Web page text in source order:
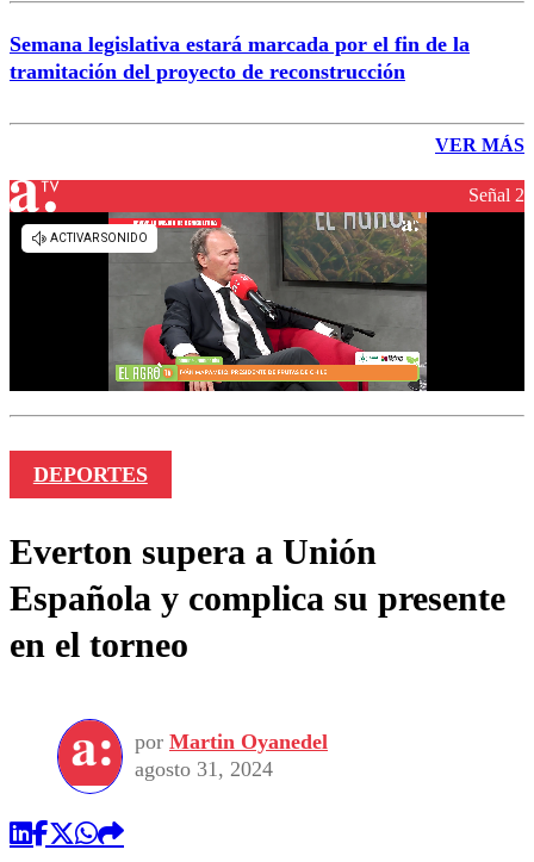
Semana legislativa estará marcada por el fin de la
tramitación del proyecto de reconstrucción
VER MÁS
Señal 2
DEPORTES
Everton supera a Unión
Española y complica su presente
en el torneo
por Martin Oyanedel
agosto 31, 2024